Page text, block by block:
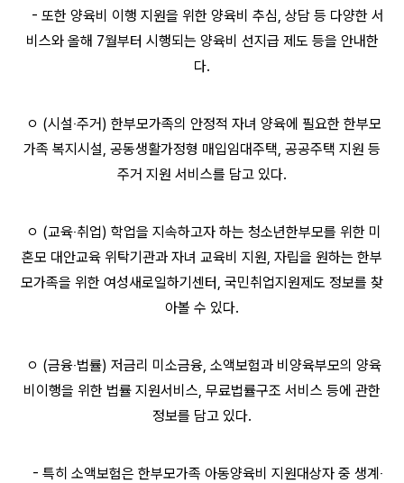
- 또한 양육비 이행 지원을 위한 양육비 추심, 상담 등 다양한 서
비스와 올해 7월부터 시행되는 양육비 선지급 제도 등을 안내한
다.
ㅇ (시설‧주거) 한부모가족의 안정적 자녀 양육에 필요한 한부모
가족 복지시설, 공동생활가정형 매입임대주택, 공공주택 지원 등
주거 지원 서비스를 담고 있다.
ㅇ (교육‧취업) 학업을 지속하고자 하는 청소년한부모를 위한 미
혼모 대안교육 위탁기관과 자녀 교육비 지원, 자립을 원하는 한부
모가족을 위한 여성새로일하기센터, 국민취업지원제도 정보를 찾
아볼 수 있다.
ㅇ (금융‧법률) 저금리 미소금융, 소액보험과 비양육부모의 양육
비이행을 위한 법률 지원서비스, 무료법률구조 서비스 등에 관한
정보를 담고 있다.
- 특히 소액보험은 한부모가족 아동양육비 지원대상자 중 생계‧